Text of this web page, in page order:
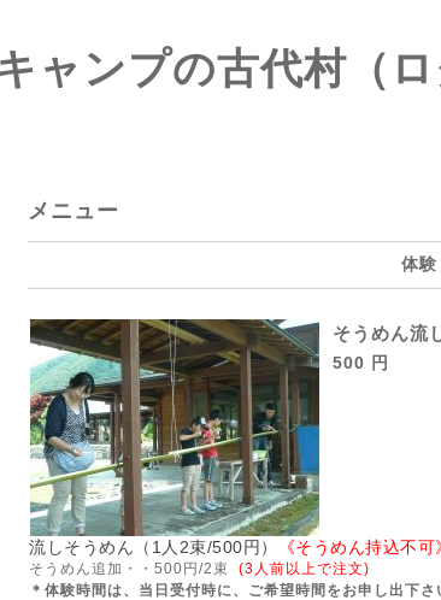
ャンプの古代村（ロ
メニュー
体験
そうめん流
500 円
流しそうめん（1人2束/500円） 《そうめん持込不可
そうめん追加・・500円/2束
(3人前以上で注文)
＊ 体験時間は、当日受付時に、ご希望時間をお申し出下さ